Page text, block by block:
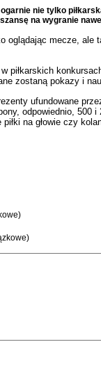
nie tylko
na wygranie
oglądając mecze,
piłkarskich
zostaną pokazy i
ufundowane
odpowiednio, 500 i
na głowie czy